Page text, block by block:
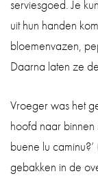
serviesgoed. Je
uit hun handen
bloemenvazen,
Daarna laten ze
Vroeger was het
hoofd naar binnen
buene lu
gebakken in de